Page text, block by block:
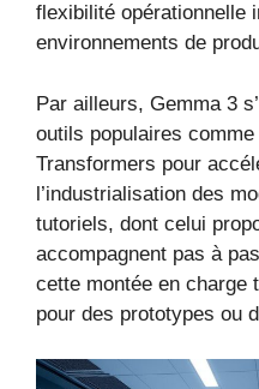
flexibilité opérationnelle
environnements de
Par ailleurs, Gemma 3
outils populaires
Transformers pour
l’industrialisation des
tutoriels, dont celui
accompagnent pas à
cette montée en charge
pour des prototypes ou